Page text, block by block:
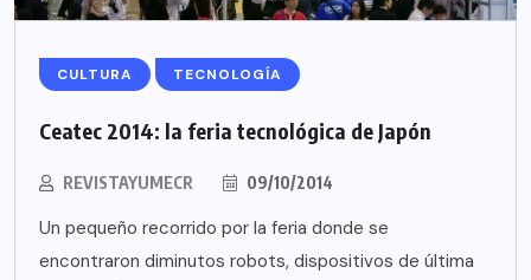
CULTURA TECNOLOGÍA
Ceatec 2014: la feria tecnológica de Japón
REVISTAYUMECR 09/10/2014
Un pequeño recorrido por la feria donde se
encontraron diminutos robots, dispositivos de última